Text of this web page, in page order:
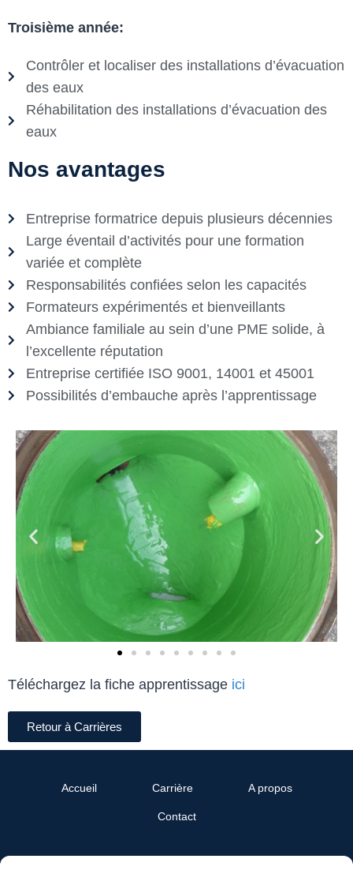
Troisième année:
Contrôler et localiser des installations d’évacuation
des eaux
Réhabilitation des installations d’évacuation des
eaux
Nos avantages
Entreprise formatrice depuis plusieurs décennies
Large éventail d’activités pour une formation
variée et complète
Responsabilités confiées selon les capacités
Formateurs expérimentés et bienveillants
Ambiance familiale au sein d’une PME solide, à
l’excellente réputation
Entreprise certifiée ISO 9001, 14001 et 45001
Possibilités d’embauche après l’apprentissage
Téléchargez la fiche apprentissage ici
Retour à Carrières
Accueil Carrière A propos
Contact